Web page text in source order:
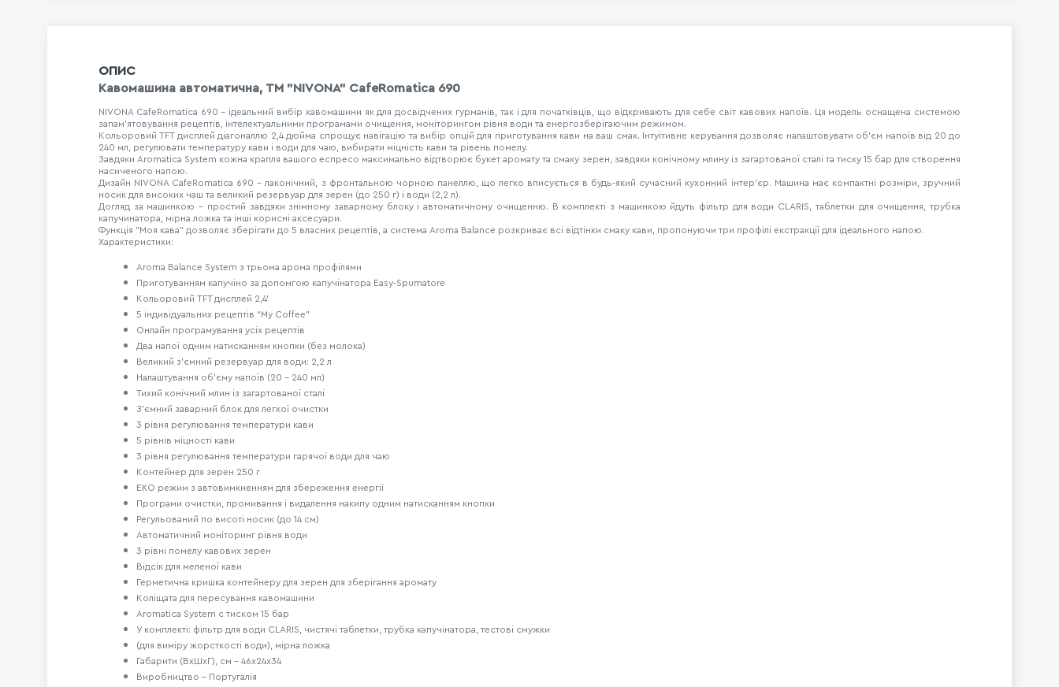
ОПИС
Кавомашина автоматична, ТМ "NIVONA" CafeRomatica 690
NIVONA CafeRomatica 690 - ідеальний вибір кавомашини як для досвідчених гурманів, так і для початківців, що відкривають для себе світ кавових напоїв. Ця модель оснащена системою
запам'ятовування рецептів, інтелектуальними програмами очищення, моніторингом рівня води та енергозберігаючим режимом.
Кольоровий TFT дисплей діагоналлю 2,4 дюйма спрощує навігацію та вибір опцій для приготування кави на ваш смак. Інтуїтивне керування дозволяє налаштовувати об'єм напоїв від 20 до
240 мл, регулювати температуру кави і води для чаю, вибирати міцність кави та рівень помелу.
Завдяки Aromatica System кожна крапля вашого еспресо максимально відтворює букет аромату та смаку зерен, завдяки конічному млину із загартованої сталі та тиску 15 бар для створення
насиченого напою.
Дизайн NIVONA CafeRomatica 690 - лаконічний, з фронтальною чорною панеллю, що легко вписується в будь-який сучасний кухонний інтер'єр. Машина має компактні розміри, зручний
носик для високих чаш та великий резервуар для зерен (до 250 г) і води (2,2 л).
Догляд за машинкою - простий завдяки знімному заварному блоку і автоматичному очищенню. В комплекті з машинкою йдуть фільтр для води CLARIS, таблетки для очищення, трубка
капучинатора, мірна ложка та інші корисні аксесуари.
Функція "Моя кава" дозволяє зберігати до 5 власних рецептів, а система Aroma Balance розкриває всі відтінки смаку кави, пропонуючи три профілі екстракції для ідеального напою.
Характеристики:
Aroma Balance System з трьома арома профілями
Приготуванням капучіно за допомгою капучінатора Easy-Spumatore
Кольоровий TFT дисплей 2,4'
5 індивідуальних рецептів “My Coffee”
Онлайн програмування усіх рецептів
Два напої одним натисканням кнопки (без молока)
Великий з'ємний резервуар для води: 2,2 л
Налаштування об'єму напоїв (20 - 240 мл)
Тихий конічний млин із загартованої сталі
З'ємний заварний блок для легкої очистки
3 рівня регулювання температури кави
5 рівнів міцності кави
3 рівня регулювання температури гарячої води для чаю
Контейнер для зерен 250 г
ЕКО режим з автовимкненням для збереження енергії
Програми очистки, промивання і видалення накипу одним натисканням кнопки
Регульований по висоті носик (до 14 см)
Автоматичний моніторинг рівня води
3 рівні помелу кавових зерен
Відсік для меленої кави
Герметична кришка контейнеру для зерен для зберігання аромату
Коліщата для пересування кавомашини
Aromatica System с тиском 15 бар
У комплекті: фільтр для води CLARIS, чистячі таблетки, трубка капучінатора, тестові смужки
(для виміру жорсткості води), мірна ложка
Габарити (ВхШхГ), см - 46х24х34
Виробництво - Португалія